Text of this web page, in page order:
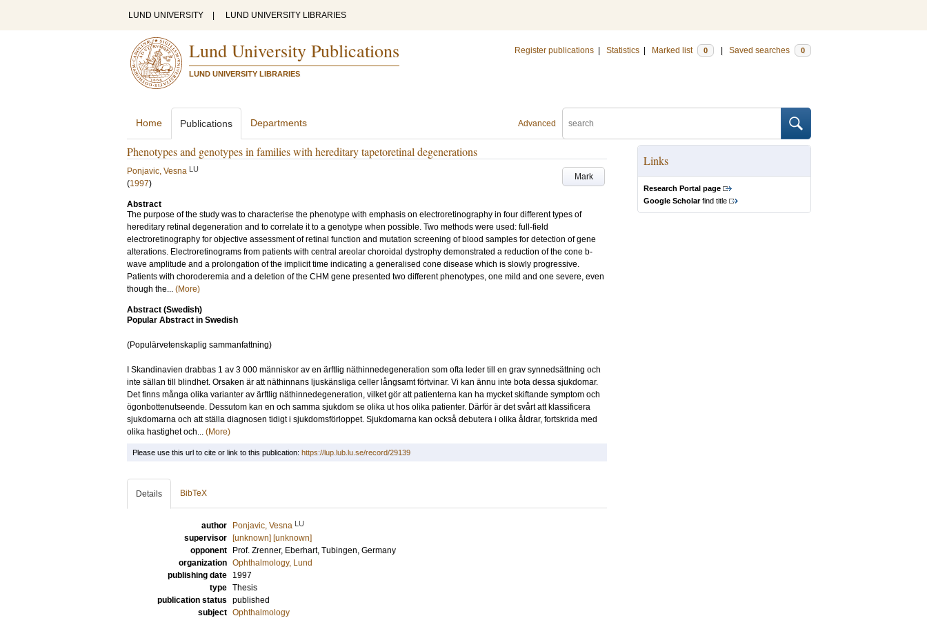
LUND UNIVERSITY LUND UNIVERSITY LIBRARIES
Lund University Publications
LUND UNIVERSITY LIBRARIES
Register publications Statistics Marked list 0 Saved searches 0
Advanced
Home Publications Departments
Phenotypes and genotypes in families with hereditary tapetoretinal degenerations
Mark
Ponjavic, Vesna LU
(1997)
Abstract
The purpose of the study was to characterise the phenotype with emphasis on electroretinography in four different types of
hereditary retinal degeneration and to correlate it to a genotype when possible. Two methods were used: full-field
electroretinography for objective assessment of retinal function and mutation screening of blood samples for detection of gene
alterations. Electroretinograms from patients with central areolar choroidal dystrophy demonstrated a reduction of the cone b-
wave amplitude and a prolongation of the implicit time indicating a generalised cone disease which is slowly progressive.
Patients with choroderemia and a deletion of the CHM gene presented two different phenotypes, one mild and one severe, even
though the... (More)
Abstract (Swedish)
Popular Abstract in Swedish
(Populärvetenskaplig sammanfattning)
I Skandinavien drabbas 1 av 3 000 människor av en ärftlig näthinnedegeneration som ofta leder till en grav synnedsättning och
inte sällan till blindhet. Orsaken är att näthinnans ljuskänsliga celler långsamt förtvinar. Vi kan ännu inte bota dessa sjukdomar.
Det finns många olika varianter av ärftlig näthinnedegeneration, vilket gör att patienterna kan ha mycket skiftande symptom och
ögonbottenutseende. Dessutom kan en och samma sjukdom se olika ut hos olika patienter. Därför är det svårt att klassificera
sjukdomarna och att ställa diagnosen tidigt i sjukdomsförloppet. Sjukdomarna kan också debutera i olika åldrar, fortskrida med
olika hastighet och... (More)
Links
Research Portal page
Google Scholarfind title
Please use this url to cite or link to this publication: https://lup.lub.lu.se/record/29139
Details BibTeX
author Ponjavic, Vesna LU
supervisor
[unknown] [unknown]
opponent
Prof. Zrenner, Eberhart, Tubingen, Germany
organization Ophthalmology, Lund
publishing date
1997
type Thesis
publication status published
subject Ophthalmology